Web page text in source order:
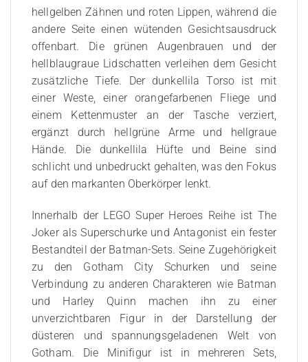
hellgelben Zähnen und roten Lippen, während die
andere Seite einen wütenden Gesichtsausdruck
offenbart. Die grünen Augenbrauen und der
hellblaugraue Lidschatten verleihen dem Gesicht
zusätzliche Tiefe. Der dunkellila Torso ist mit
einer Weste, einer orangefarbenen Fliege und
einem Kettenmuster an der Tasche verziert,
ergänzt durch hellgrüne Arme und hellgraue
Hände. Die dunkellila Hüfte und Beine sind
schlicht und unbedruckt gehalten, was den Fokus
auf den markanten Oberkörper lenkt.
Innerhalb der LEGO Super Heroes Reihe ist The
Joker als Superschurke und Antagonist ein fester
Bestandteil der Batman-Sets. Seine Zugehörigkeit
zu den Gotham City Schurken und seine
Verbindung zu anderen Charakteren wie Batman
und Harley Quinn machen ihn zu einer
unverzichtbaren Figur in der Darstellung der
düsteren und spannungsgeladenen Welt von
Gotham. Die Minifigur ist in mehreren Sets,